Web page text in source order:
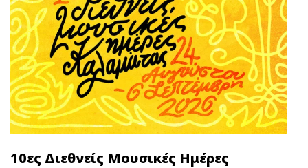
10ες Διεθνείς Μουσικές Ημέρες